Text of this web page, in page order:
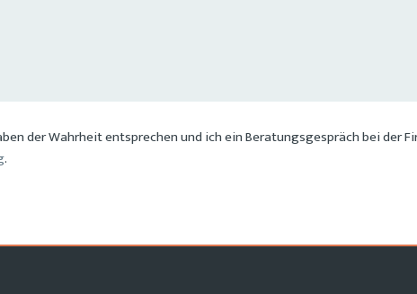
der Wahrheit entsprechen und ich ein Beratungsgespräch bei der
.